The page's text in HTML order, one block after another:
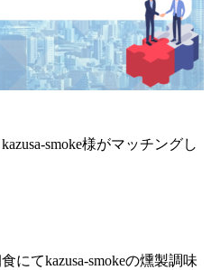
smoke様がマッチングし
にてkazusa-smokeの燻製調味